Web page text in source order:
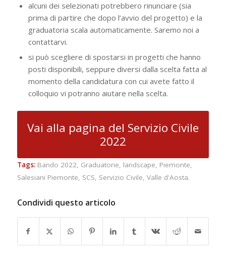
alcuni dei selezionati potrebbero rinunciare (sia
prima di partire che dopo l’avvio del progetto) e la
graduatoria scala automaticamente. Saremo noi a
contattarvi.
si può scegliere di spostarsi in progetti che hanno
posti disponibili, seppure diversi dalla scelta fatta al
momento della candidatura con cui avete fatto il
colloquio vi potranno aiutare nella scelta.
Vai alla pagina del Servizio Civile
2022
Tags: Bando 2022, Graduatorie, landscape, Piemonte,
Salesiani Piemonte, SCS, Servizio Civile, Valle d'Aosta.
Condividi questo articolo